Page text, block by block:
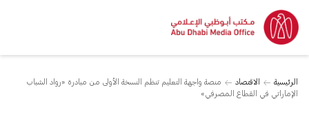
الرئيسية الاقتصاد
منصة واجهة التعليم تنظم النسخة الأولى من مبادرة «رواد الشباب
الإماراتي في القطاع المصرفي»